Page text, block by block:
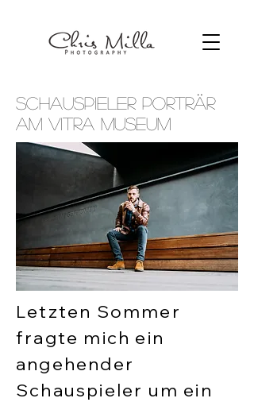
Schauspieler Porträr
am Vitra Museum
Letzten Sommer
fragte mich ein
angehender
Schauspieler um ein